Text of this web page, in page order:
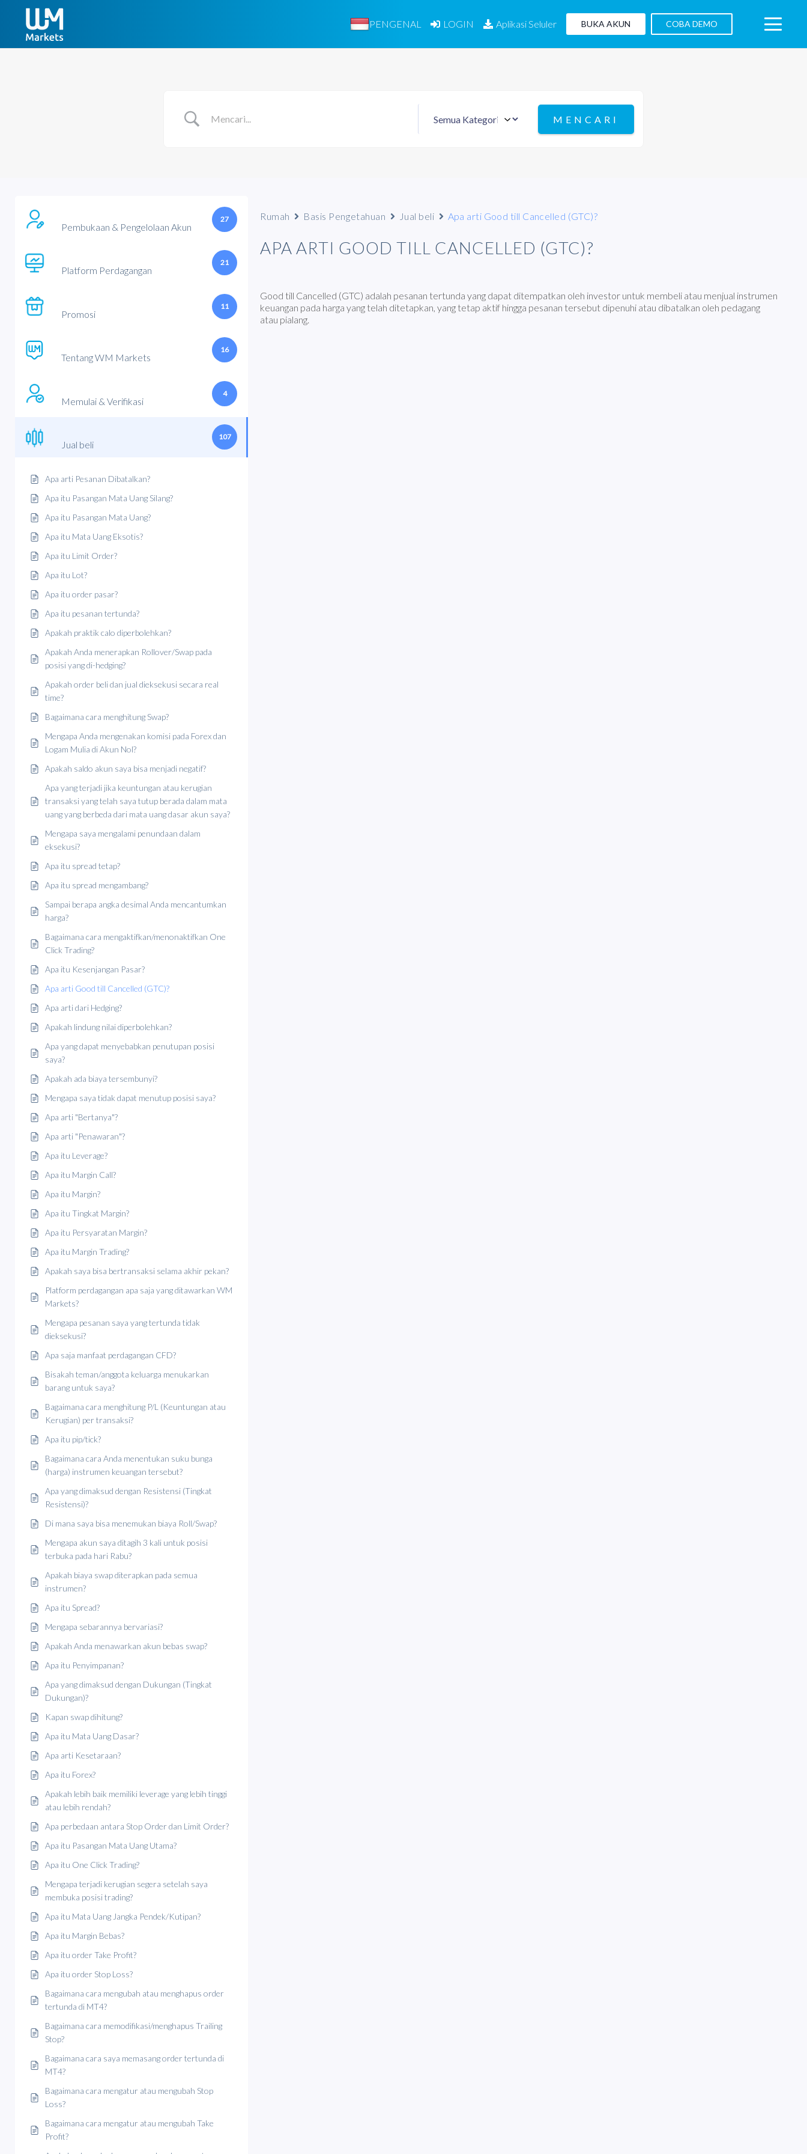
PENGENAL LOGIN Aplikasi Seluler BUKA AKUN COBA DEMO
Pembukaan & Pengelolaan Akun
27
Platform Perdagangan
21
Promosi
11
Tentang WM Markets
16
Memulai & Verifikasi
4
Jual beli
107
Apa arti Pesanan Dibatalkan?
Apa itu Pasangan Mata Uang Silang?
Apa itu Pasangan Mata Uang?
Apa itu Mata Uang Eksotis?
Apa itu Limit Order?
Apa itu Lot?
Apa itu order pasar?
Apa itu pesanan tertunda?
Apakah praktik calo diperbolehkan?
Apakah Anda menerapkan Rollover/Swap pada
posisi yang di-hedging?
Apakah order beli dan jual dieksekusi secara real
time?
Bagaimana cara menghitung Swap?
Mengapa Anda mengenakan komisi pada Forex dan
Logam Mulia di Akun Nol?
Apakah saldo akun saya bisa menjadi negatif?
Apa yang terjadi jika keuntungan atau kerugian
transaksi yang telah saya tutup berada dalam mata
uang yang berbeda dari mata uang dasar akun saya?
Mengapa saya mengalami penundaan dalam
eksekusi?
Apa itu spread tetap?
Apa itu spread mengambang?
Sampai berapa angka desimal Anda mencantumkan
harga?
Bagaimana cara mengaktifkan/menonaktifkan One
Click Trading?
Apa itu Kesenjangan Pasar?
Apa arti Good till Cancelled (GTC)?
Apa arti dari Hedging?
Apakah lindung nilai diperbolehkan?
Apa yang dapat menyebabkan penutupan posisi
saya?
Apakah ada biaya tersembunyi?
Mengapa saya tidak dapat menutup posisi saya?
Apa arti "Bertanya"?
Apa arti "Penawaran"?
Apa itu Leverage?
Apa itu Margin Call?
Apa itu Margin?
Apa itu Tingkat Margin?
Apa itu Persyaratan Margin?
Apa itu Margin Trading?
Apakah saya bisa bertransaksi selama akhir pekan?
Platform perdagangan apa saja yang ditawarkan WM
Markets?
Mengapa pesanan saya yang tertunda tidak
dieksekusi?
Apa saja manfaat perdagangan CFD?
Bisakah teman/anggota keluarga menukarkan
barang untuk saya?
Bagaimana cara menghitung P/L (Keuntungan atau
Kerugian) per transaksi?
Apa itu pip/tick?
Bagaimana cara Anda menentukan suku bunga
(harga) instrumen keuangan tersebut?
Apa yang dimaksud dengan Resistensi (Tingkat
Resistensi)?
Di mana saya bisa menemukan biaya Roll/Swap?
Mengapa akun saya ditagih 3 kali untuk posisi
terbuka pada hari Rabu?
Apakah biaya swap diterapkan pada semua
instrumen?
Apa itu Spread?
Mengapa sebarannya bervariasi?
Apakah Anda menawarkan akun bebas swap?
Apa itu Penyimpanan?
Apa yang dimaksud dengan Dukungan (Tingkat
Dukungan)?
Kapan swap dihitung?
Apa itu Mata Uang Dasar?
Apa arti Kesetaraan?
Apa itu Forex?
Apakah lebih baik memiliki leverage yang lebih tinggi
atau lebih rendah?
Apa perbedaan antara Stop Order dan Limit Order?
Apa itu Pasangan Mata Uang Utama?
Apa itu One Click Trading?
Mengapa terjadi kerugian segera setelah saya
membuka posisi trading?
Apa itu Mata Uang Jangka Pendek/Kutipan?
Apa itu Margin Bebas?
Apa itu order Take Profit?
Apa itu order Stop Loss?
Bagaimana cara mengubah atau menghapus order
tertunda di MT4?
Bagaimana cara memodifikasi/menghapus Trailing
Stop?
Bagaimana cara saya memasang order tertunda di
MT4?
Bagaimana cara mengatur atau mengubah Stop
Loss?
Bagaimana cara mengatur atau mengubah Take
Profit?
Rumah Basis Pengetahuan Jual beli Apa arti Good till Cancelled (GTC)?
APA ARTI GOOD TILL CANCELLED (GTC)?
Good till Cancelled (GTC) adalah pesanan tertunda yang dapat ditempatkan oleh investor untuk membeli atau menjual instrumen
keuangan pada harga yang telah ditetapkan, yang tetap aktif hingga pesanan tersebut dipenuhi atau dibatalkan oleh pedagang
atau pialang.